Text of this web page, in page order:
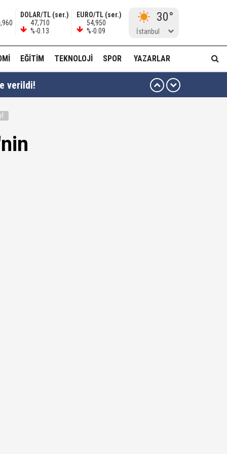
DOLAR/TL (ser.)
47,710
%-0.13
EURO/TL (ser.)
54,950
%-0.09
30°
İstanbul
EĞITIM TEKNOLOJI SPOR YAZARLAR
verildi!
dikkat çeken hamle!
kabul edildi!